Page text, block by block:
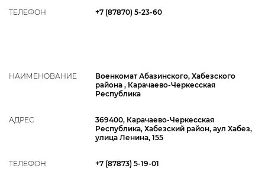
ТЕЛЕФОН +7 (87870) 5-23-60
НАИМЕНОВАНИЕ
Военкомат Абазинского, Хабезского
района , Карачаево-Черкесская
Республика
АДРЕС
369400, Карачаево-Черкесская
Республика, Хабезский район, аул Хабез,
улица Ленина, 155
ТЕЛЕФОН +7 (87873) 5-19-01